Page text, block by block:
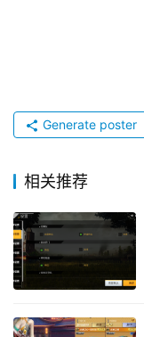
Generate poster
相关推荐